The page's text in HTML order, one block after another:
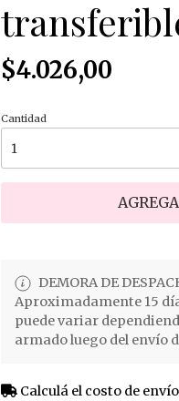
$4.026,00
Cantidad
DEMORA DE
Aproximadamente 15
puede variar
armado luego del envío
Calculá el costo de envío